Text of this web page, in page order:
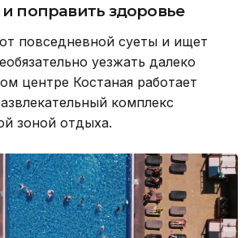
и поправить здоровье
повседневной суеты и ищет
уезжать далеко
центре Костаная работает
комплекс
зоной отдыха.